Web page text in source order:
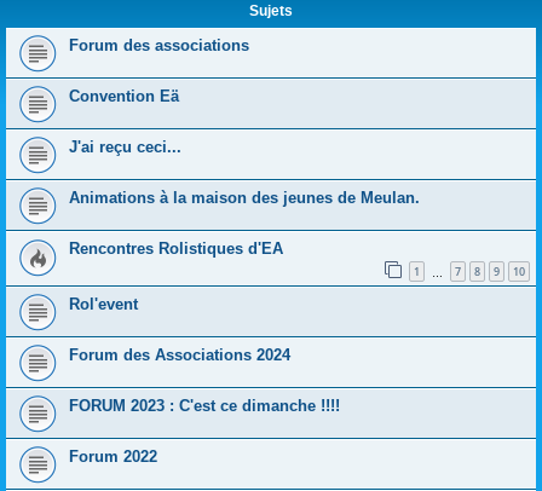
Sujets
Forum des associations
Convention Eä
J'ai reçu ceci...
Animations à la maison des jeunes de Meulan.
Rencontres Rolistiques d'EA
1 7 8 9 10
Rol'event
Forum des Associations 2024
FORUM 2023 : C'est ce dimanche !!!!
Forum 2022